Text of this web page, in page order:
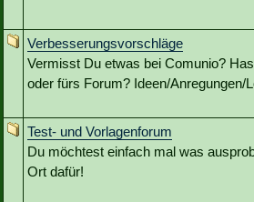
Verbesserungsvorschläge
Vermisst Du etwas bei Comunio?
oder fürs Forum? Ideen/Anregungen/
Test- und Vorlagenforum
Du möchtest einfach mal was
Ort dafür!